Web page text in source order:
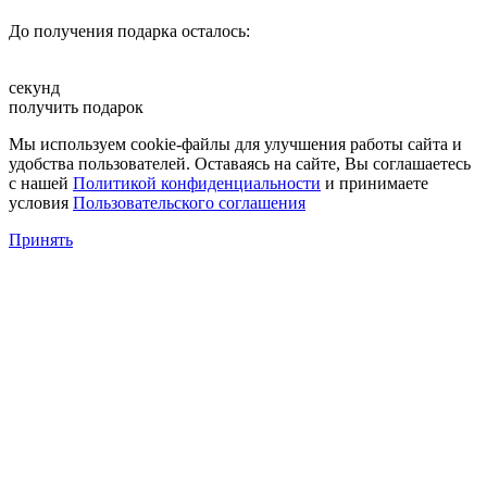
До получения подарка осталось:
секунд
получить подарок
Мы используем cookie-файлы для улучшения работы сайта и
удобства пользователей. Оставаясь на сайте, Вы соглашаетесь
с нашей Политикой конфиденциальности и принимаете
условия Пользовательского соглашения
Принять